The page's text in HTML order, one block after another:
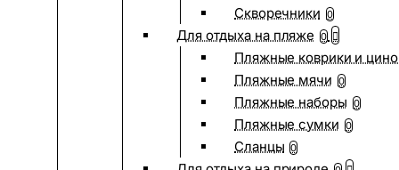
Скворечники 0
Для отдыха на пляже 0
Пляжные коврики и
Пляжные мячи 0
Пляжные наборы 0
Пляжные сумки 0
Сланцы 0